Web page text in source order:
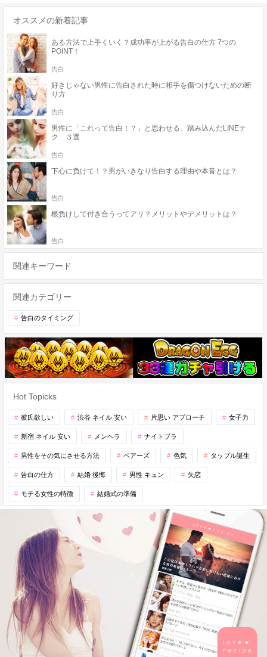
オススメの新着記事
ある方法で上手くいく？成功率が上がる告白の仕方 7つの
POINT！
告白
好きじゃない男性に告白された時に相手を傷つけないための断
り方
告白
男性に「これって告白！？」と思わせる、踏み込んだLINEテ
ク ３選
告白
下心に負けて！？男がいきなり告白する理由や本音とは？
告白
根負けして付き合うってアリ？メリットやデメリットは？
告白
関連キーワード
関連カテゴリー
告白のタイミング
Hot Topicks
彼氏欲しい 渋谷 ネイル 安い 片思い アプローチ 女子力
新宿 ネイル 安い メンヘラ ナイトブラ
男性をその気にさせる方法 ペアーズ 色気 タップル誕生
告白の仕方 結婚 後悔 男性 キュン 失恋
モテる女性の特徴 結婚式の準備